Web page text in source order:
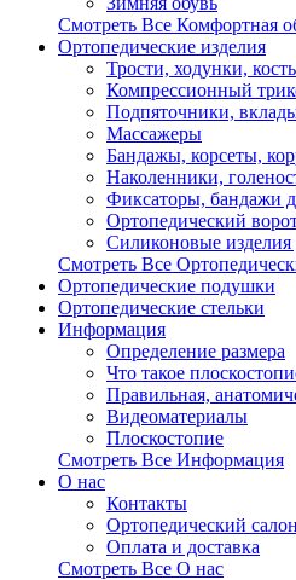
Смотреть Все Комфортная
Ортопедические изделия
Трости, ходунки,
Компрессионный
Подпяточники,
Массажеры
Бандажы, корсеты,
Наколенники,
Фиксаторы, бандажи
Ортопедический
Силиконовые изделия
Смотреть Все
Ортопедические подушки
Ортопедические стельки
Информация
Определение размера
Что такое
Правильная,
Видеоматериалы
Плоскостопие
Смотреть Все Информация
О нас
Контакты
Ортопедический салон
Оплата и доставка
Смотреть Все О нас